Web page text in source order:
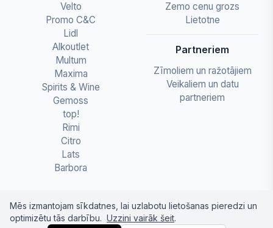
Velto
Promo C&C
Lidl
Alkoutlet
Multum
Maxima
Spirits & Wine
Gemoss
top!
Rimi
Citro
Lats
Barbora
Zemo cenu grozs
Lietotne
Partneriem
Zīmoliem un ražotājiem
Veikaliem un datu
partneriem
Mēs izmantojam sīkdatnes, lai uzlabotu lietošanas pieredzi un
optimizētu tās darbību. Uzzini vairāk šeit.